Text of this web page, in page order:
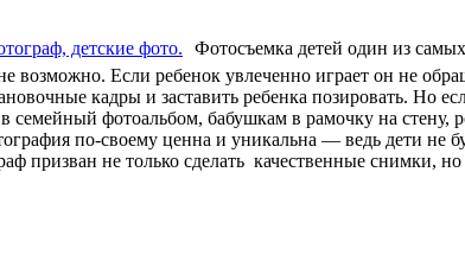
Фотосъемка детей один из
возможно. Если ребенок увлеченно играет он не
кадры и заставить ребенка позировать. Но
в семейный фотоальбом, бабушкам в рамочку на
по-своему ценна и уникальна — ведь дети не
призван не только сделать качественные снимки,